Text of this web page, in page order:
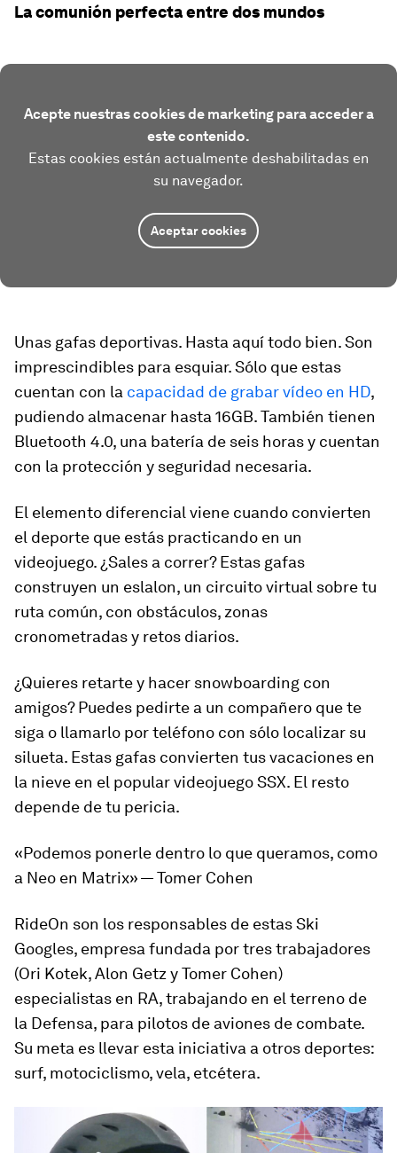
La comunión perfecta entre dos mundos
Acepte nuestras cookies de marketing para acceder a
este contenido.
Estas cookies están actualmente deshabilitadas en
su navegador.
Aceptar cookies
Unas gafas deportivas. Hasta aquí todo bien. Son
imprescindibles para esquiar. Sólo que estas
cuentan con la capacidad de grabar vídeo en HD,
pudiendo almacenar hasta 16GB. También tienen
Bluetooth 4.0, una batería de seis horas y cuentan
con la protección y seguridad necesaria.
El elemento diferencial viene cuando convierten
el deporte que estás practicando en un
videojuego. ¿Sales a correr? Estas gafas
construyen un eslalon, un circuito virtual sobre tu
ruta común, con obstáculos, zonas
cronometradas y retos diarios.
¿Quieres retarte y hacer snowboarding con
amigos? Puedes pedirte a un compañero que te
siga o llamarlo por teléfono con sólo localizar su
silueta. Estas gafas convierten tus vacaciones en
la nieve en el popular videojuego SSX. El resto
depende de tu pericia.
«Podemos ponerle dentro lo que queramos, como
a Neo en Matrix» — Tomer Cohen
RideOn son los responsables de estas Ski
Googles, empresa fundada por tres trabajadores
(Ori Kotek, Alon Getz y Tomer Cohen)
especialistas en RA, trabajando en el terreno de
la Defensa, para pilotos de aviones de combate.
Su meta es llevar esta iniciativa a otros deportes:
surf, motociclismo, vela, etcétera.